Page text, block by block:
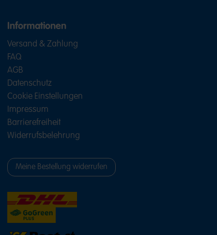
Informationen
Versand & Zahlung
FAQ
AGB
Datenschutz
Cookie Einstellungen
Impressum
Barrierefreiheit
Widerrufsbelehrung
Meine Bestellung widerrufen